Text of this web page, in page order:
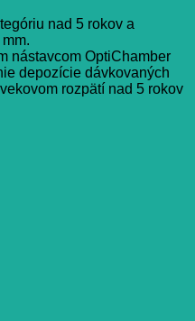
nad 5 rokov a
nástavcom OptiChamber
depozície dávkovaných
rozpätí nad 5 rokov